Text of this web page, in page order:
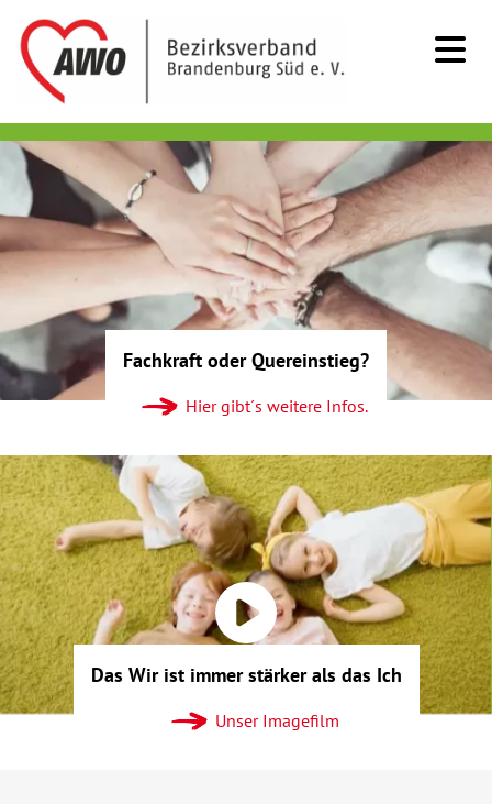
Kids & Teens
Senioren
Menschen mit Behinderung
Beratung & Hilfe
Begegnung
Bildung
Über uns
Veranstaltungen
Spenden
Mitmachen
Das Wir ist immer stärker als das Ich
Unser Imagefilm
Fachkraft oder Quereinstieg?
Hier gibt´s weitere Infos.